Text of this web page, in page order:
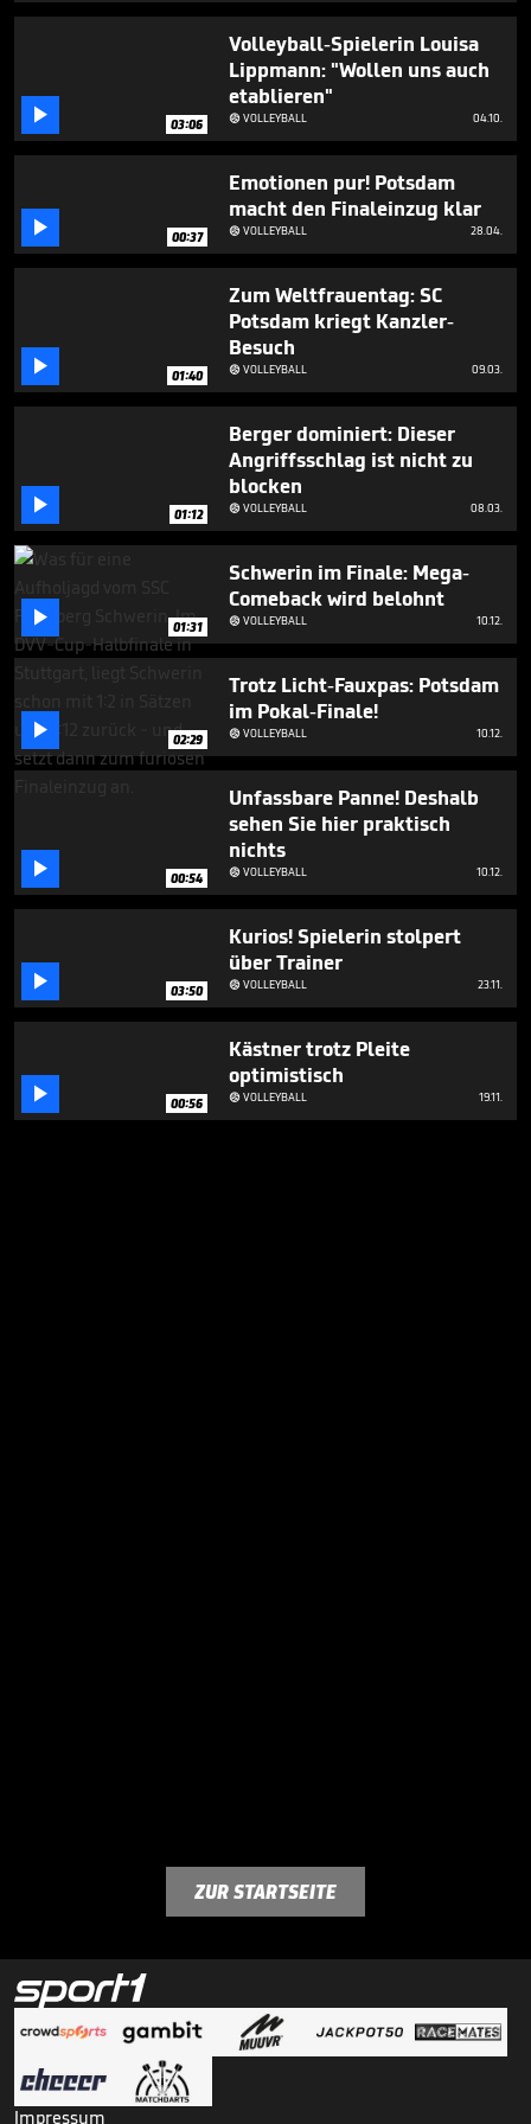
 03:06
Volleyball-Spielerin Louisa
Lippmann: "Wollen uns auch
etablieren"
VOLLEYBALL 04.10.
 00:37
Emotionen pur! Potsdam
macht den Finaleinzug klar
VOLLEYBALL 28.04.
 01:40
Zum Weltfrauentag: SC
Potsdam kriegt Kanzler-
Besuch
VOLLEYBALL 09.03.
 01:12
Berger dominiert: Dieser
Angriffsschlag ist nicht zu
blocken
VOLLEYBALL 08.03.
 01:31
Schwerin im Finale: Mega-
Comeback wird belohnt
VOLLEYBALL 10.12.
 02:29
Trotz Licht-Fauxpas: Potsdam
im Pokal-Finale!
VOLLEYBALL 10.12.
 00:54
Unfassbare Panne! Deshalb
sehen Sie hier praktisch
nichts
VOLLEYBALL 10.12.
 03:50
Kurios! Spielerin stolpert
über Trainer
VOLLEYBALL 23.11.
 00:56
Kästner trotz Pleite
optimistisch
VOLLEYBALL 19.11.
ZUR STARTSEITE
Impressum